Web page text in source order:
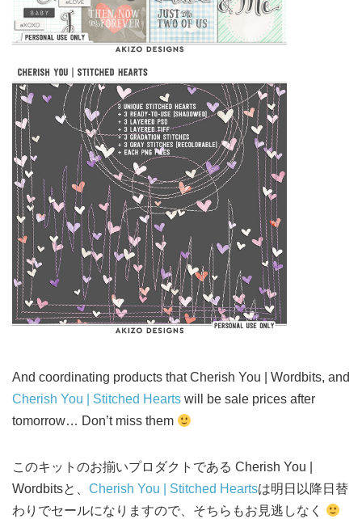
And coordinating products that Cherish You | Wordbits, and
Cherish You | Stitched Hearts will be sale prices after
tomorrow… Don’t miss them
このキットのお揃いプロダクトである Cherish You |
Wordbitsと、 Cherish You | Stitched Heartsは明日以降日替
わりでセールになりますので、そちらもお見逃しなく